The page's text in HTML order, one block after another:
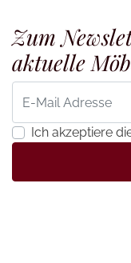
Zum
aktuelle
Ich akzeptiere